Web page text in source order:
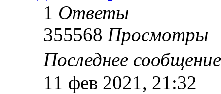
1 Ответы
355568 Просмотры
Последнее
11 фев 2021, 21:32